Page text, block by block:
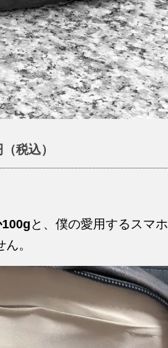
税込）
と、僕の愛用するスマホ
。